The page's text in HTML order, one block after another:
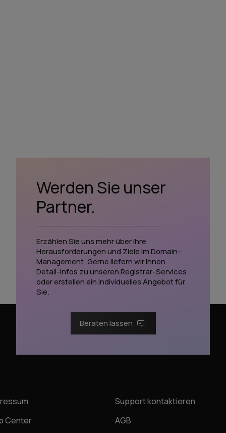
Werden Sie unser
Partner.
Erzählen Sie uns mehr über Ihre
Herausforderungen und Ziele im Domain-
Management. Gerne liefern wir Ihnen
Detail-Infos zu unseren Registrar-Services
oder erstellen ein individuelles Angebot für
Sie.
Beraten lassen
Support kontaktieren
Center
AGB